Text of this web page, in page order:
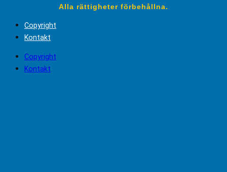
Alla rättigheter förbehållna.
Copyright
Kontakt
Copyright
Kontakt